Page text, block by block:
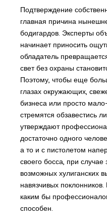
Подтверждение
главная причина
бодигардов. Эксперты
начинает приносить
обладатель
свет без охраны
Поэтому, чтобы еще
глазах окружающих,
бизнеса или просто
стремятся обзавестись
утверждают
достаточно одного
а то и с пистолетом
своего босса, при
возможных хулиганских
навязчивых
каким бы
способен.